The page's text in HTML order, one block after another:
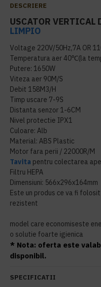
DESCRIERE
USCATOR VERTICAL
LIMPIO
Voltage 220V/50Hz,7A OR
Temperatura aer 40℃(la
Putere: 1650W
Viteza aer 90M/S
Debit 158M3/H
Timp uscare 7-9S
Distanta senzor 1-6CM
Nivel protectie IPX1
Culoare: Alb
Material: ABS Plastic
Motor fara perii / 22000R/M
Tavita pentru colectarea
Filtru HEPA
Dimensiuni: 566x296x164mm
Este un produs ce va fi
rezistent
model care economiseste
o solutie foarte igienica
* Nota: oferta este
disponibil.
SPECIFICATII